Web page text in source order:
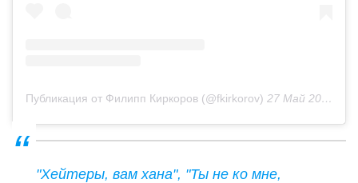
Публикация от Филипп Киркоров (@fkirkorov) 27 Май 2019 в 7:52 PDT
"Хейтеры, вам хана", "Ты не ко мне,